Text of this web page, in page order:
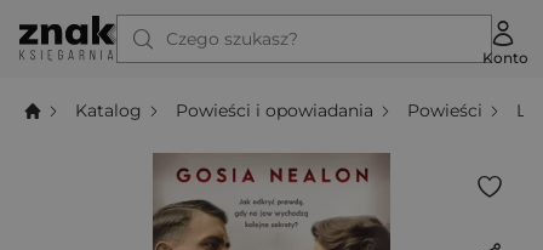
Czego szukasz?
Konto
Katalog Powieści i opowiadania Powieści